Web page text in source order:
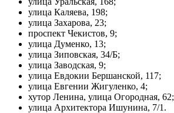
улица Каляева, 198;
улица Захарова, 23;
проспект Чекистов, 9;
улица Думенко, 13;
улица Зиповская, 34/Б;
улица Заводская, 9;
улица Евдокии Бершанской, 117;
улица Евгении Жигуленко, 4;
хутор Ленина, улица Огородная, 62;
улица Архитектора Ишунина, 7/1.